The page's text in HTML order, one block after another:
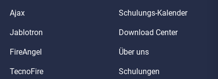
Ajax
Jablotron
FireAngel
TecnoFire
Schulungs-Kalender
Download Center
Über uns
Schulungen